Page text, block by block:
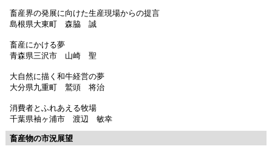
畜産界の発展に向けた生産現場からの提言
島根県大東町 森脇 誠
畜産にかける夢
青森県三沢市 山崎 聖
大自然に描く和牛経営の夢
大分県九重町 鷲頭 将治
消費者とふれあえる牧場
千葉県袖ヶ浦市 渡辺 敏幸
畜産物の市況展望